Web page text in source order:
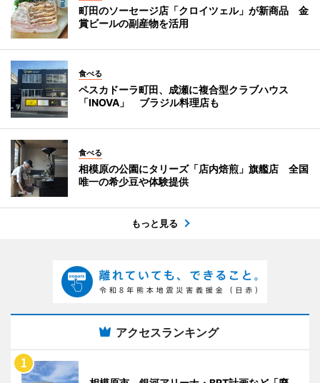
町田のソーセージ店「クロイツェル」が新商品 金
賞ビールの副産物を活用
食べる
ペスカドーラ町田、成瀬に複合型クラブハウス
「INOVA」 ブラジル料理店も
食べる
相模原の公園にタリーズ「店内焙煎」旗艦店 全国
唯一の希少豆や体験提供
もっと見る
アクセスランキング